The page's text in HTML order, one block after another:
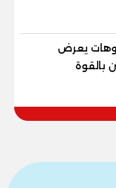
الإنسان
يعرض
بالقوة